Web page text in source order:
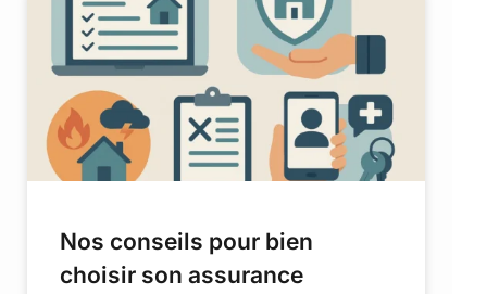
Nos conseils pour bien
choisir son assurance